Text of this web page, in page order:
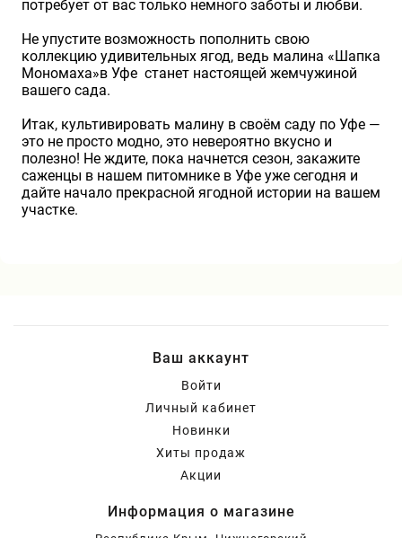
потребует от вас только немного заботы и любви.
Не упустите возможность пополнить свою
коллекцию удивительных ягод, ведь малина «Шапка
Мономаха»в Уфе станет настоящей жемчужиной
вашего сада.
Итак, культивировать малину в своём саду по Уфе —
это не просто модно, это невероятно вкусно и
полезно! Не ждите, пока начнется сезон, закажите
саженцы в нашем питомнике в Уфе уже сегодня и
дайте начало прекрасной ягодной истории на вашем
участке.
Ваш аккаунт
Войти
Личный кабинет
Новинки
Хиты продаж
Акции
Информация о магазине